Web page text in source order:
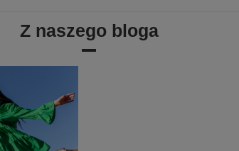
Z naszego bloga